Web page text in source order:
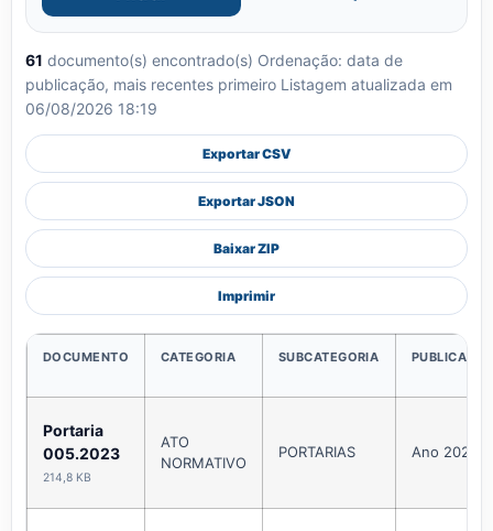
61 documento(s) encontrado(s) Ordenação: data de
publicação, mais recentes primeiro Listagem atualizada em
06/08/2026 18:19
Exportar CSV
Exportar JSON
Baixar ZIP
Imprimir
DOCUMENTO CATEGORIA SUBCATEGORIA
Portaria
005.2023
214,8 KB
ATO
NORMATIVO
PORTARIAS Ano 2023